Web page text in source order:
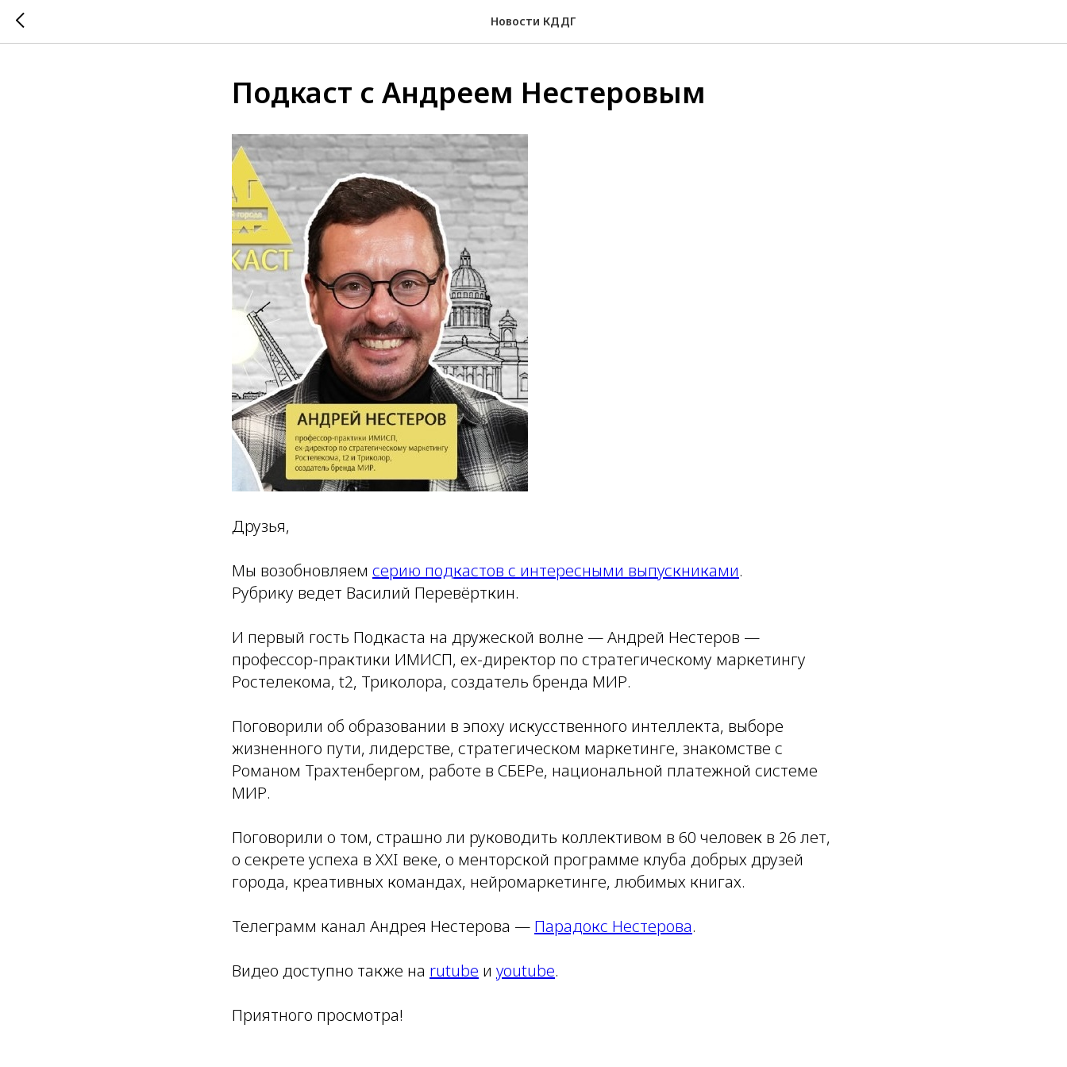
Новости КДДГ
Подкаст с Андреем Нестеровым
Друзья,
Мы возобновляем серию подкастов с интересными выпускниками.
Рубрику ведет Василий Перевёрткин.
И первый гость Подкаста на дружеской волне — Андрей Нестеров —
профессор-практики ИМИСП, ex-директор по стратегическому маркетингу
Ростелекома, t2, Триколора, создатель бренда МИР.
Поговорили об образовании в эпоху искусственного интеллекта, выборе
жизненного пути, лидерстве, стратегическом маркетинге, знакомстве с
Романом Трахтенбергом, работе в СБЕРе, национальной платежной системе
МИР.
Поговорили о том, страшно ли руководить коллективом в 60 человек в 26 лет,
о секрете успеха в XXI веке, о менторской программе клуба добрых друзей
города, креативных командах, нейромаркетинге, любимых книгах.
Телеграмм канал Андрея Нестерова — Парадокс Нестерова.
Видео доступно также на rutube и youtube.
Приятного просмотра!